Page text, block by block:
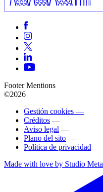
Footer Mentions
©2026
Gestión cookies —
Créditos —
Aviso legal —
Plano del sito —
Política de privacidad
Made with love by Studio Meta